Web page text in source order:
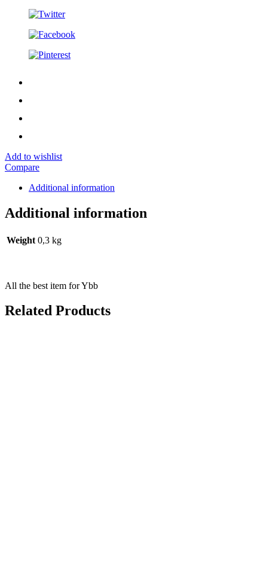
Add to wishlist
Compare
Additional information
Additional information
Weight 0,3 kg
All the best item for Ybb
Related Products